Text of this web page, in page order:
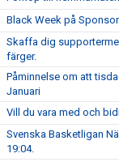
Black Week på
Skaffa dig
färger.
Påminnelse om att
Januari
Vill du vara med och
Svenska Basketligan
19:04.